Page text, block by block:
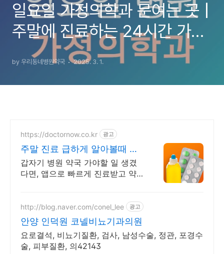
일요일 가정의학과 문여는 곳 |
주말에 진료하는 24시간 가정
의학과 일요일 진료 병원
by 우리동네병원약국 2025. 3. 1.
https://doctornow.co.kr 광고
주말 진료 급하게 알아볼때 앱
다운로드 800만 돌파!
갑자기 병원 약국 가야할 일 생겼
다면, 앱으로 빠르게 진료받고 약
지!
http://blog.naver.com/conel_lee 광고
안양 인덕원 코넬비뇨기과의원
요로결석, 비뇨기질환, 검사, 남성수술, 정관, 포경수
술, 피부질환, 의42143